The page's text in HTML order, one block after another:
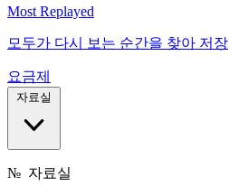
Most Replayed
모두가 다시 보는 순간을 찾아 저장
요금제
자료실
№ 자료실